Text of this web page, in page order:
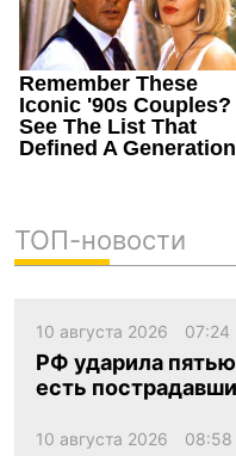
ТОП-новости
10 августа 2026 07:24
РФ ударила
есть
10 августа 2026 08:58